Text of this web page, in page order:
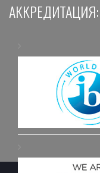
АККРЕДИТАЦИЯ: